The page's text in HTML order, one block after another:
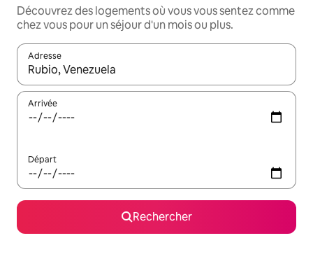
Découvrez des logements où vous vous sentez comme
chez vous pour un séjour d'un mois ou plus.
Adresse
Lorsque les résultats s'affichent, utilisez les flèches vers le
Arrivée
Départ
Rechercher